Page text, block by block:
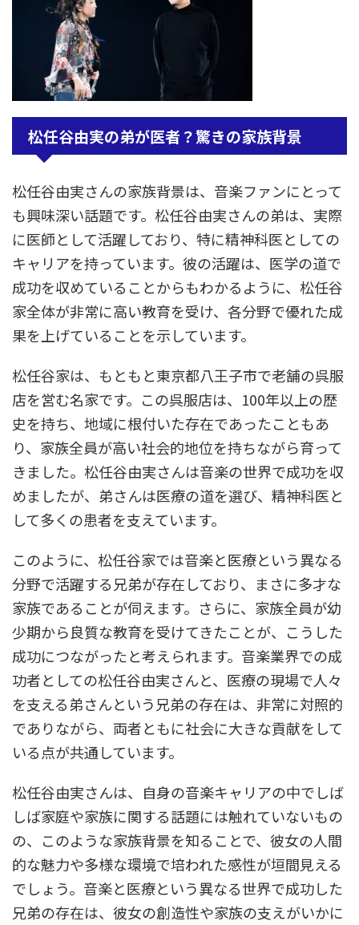
松任谷由実の弟が医者？驚きの家族背景
松任谷由実さんの家族背景は、音楽ファンにとって
も興味深い話題です。松任谷由実さんの弟は、実際
に医師として活躍しており、特に精神科医としての
キャリアを持っています。彼の活躍は、医学の道で
成功を収めていることからもわかるように、松任谷
家全体が非常に高い教育を受け、各分野で優れた成
果を上げていることを示しています。
松任谷家は、もともと東京都八王子市で老舗の呉服
店を営む名家です。この呉服店は、100年以上の歴
史を持ち、地域に根付いた存在であったこともあ
り、家族全員が高い社会的地位を持ちながら育って
きました。松任谷由実さんは音楽の世界で成功を収
めましたが、弟さんは医療の道を選び、精神科医と
して多くの患者を支えています。
このように、松任谷家では音楽と医療という異なる
分野で活躍する兄弟が存在しており、まさに多才な
家族であることが伺えます。さらに、家族全員が幼
少期から良質な教育を受けてきたことが、こうした
成功につながったと考えられます。音楽業界での成
功者としての松任谷由実さんと、医療の現場で人々
を支える弟さんという兄弟の存在は、非常に対照的
でありながら、両者ともに社会に大きな貢献をして
いる点が共通しています。
松任谷由実さんは、自身の音楽キャリアの中でしば
しば家庭や家族に関する話題には触れていないもの
の、このような家族背景を知ることで、彼女の人間
的な魅力や多様な環境で培われた感性が垣間見える
でしょう。音楽と医療という異なる世界で成功した
兄弟の存在は、彼女の創造性や家族の支えがいかに